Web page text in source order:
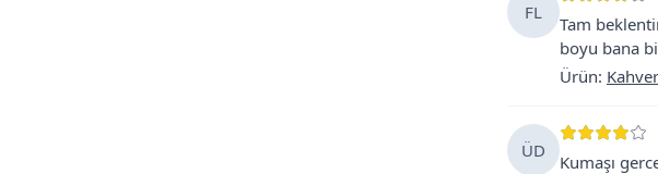
FL
Tam
boyu bana
Ürün:
ÜD
Kumaşı